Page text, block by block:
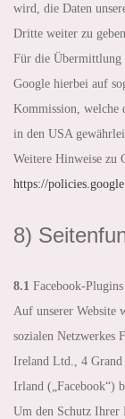
wird, die Daten
Dritte weiter zu geben.
Für die Übermittlung
Google hierbei auf
Kommission, welche
in den USA
Weitere Hinweise zu
https://
8)
8.1 Facebook-
Auf unserer Website
sozialen Netzwerkes
Ireland Ltd., 4 Grand
Irland („Facebook“)
Um den Schutz Ihrer